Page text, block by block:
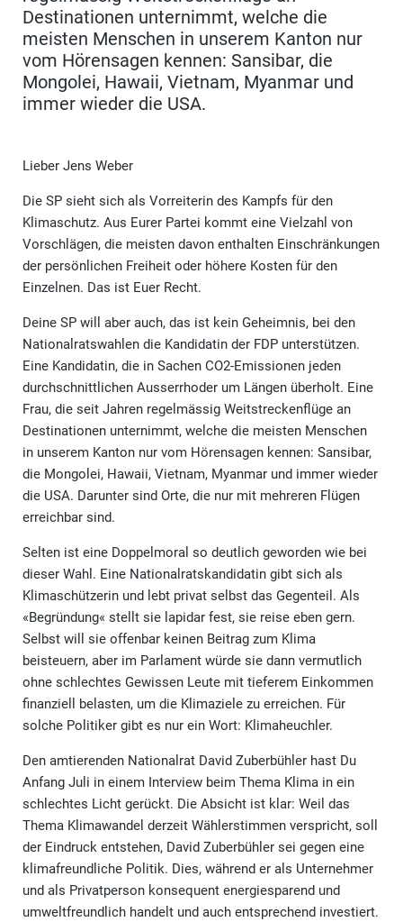
Destinationen unternimmt, welche die
meisten Menschen in unserem Kanton nur
vom Hörensagen kennen: Sansibar, die
Mongolei, Hawaii, Vietnam, Myanmar und
immer wieder die USA.
Lieber Jens Weber
Die SP sieht sich als Vorreiterin des Kampfs für den
Klimaschutz. Aus Eurer Partei kommt eine Vielzahl von
Vorschlägen, die meisten davon enthalten Einschränkungen
der persönlichen Freiheit oder höhere Kosten für den
Einzelnen. Das ist Euer Recht.
Deine SP will aber auch, das ist kein Geheimnis, bei den
Nationalratswahlen die Kandidatin der FDP unterstützen.
Eine Kandidatin, die in Sachen CO2-Emissionen jeden
durchschnittlichen Ausserrhoder um Längen überholt. Eine
Frau, die seit Jahren regelmässig Weitstreckenflüge an
Destinationen unternimmt, welche die meisten Menschen
in unserem Kanton nur vom Hörensagen kennen: Sansibar,
die Mongolei, Hawaii, Vietnam, Myanmar und immer wieder
die USA. Darunter sind Orte, die nur mit mehreren Flügen
erreichbar sind.
Selten ist eine Doppelmoral so deutlich geworden wie bei
dieser Wahl. Eine Nationalratskandidatin gibt sich als
Klimaschützerin und lebt privat selbst das Gegenteil. Als
«Begründung« stellt sie lapidar fest, sie reise eben gern.
Selbst will sie offenbar keinen Beitrag zum Klima
beisteuern, aber im Parlament würde sie dann vermutlich
ohne schlechtes Gewissen Leute mit tieferem Einkommen
finanziell belasten, um die Klimaziele zu erreichen. Für
solche Politiker gibt es nur ein Wort: Klimaheuchler.
Den amtierenden Nationalrat David Zuberbühler hast Du
Anfang Juli in einem Interview beim Thema Klima in ein
schlechtes Licht gerückt. Die Absicht ist klar: Weil das
Thema Klimawandel derzeit Wählerstimmen verspricht, soll
der Eindruck entstehen, David Zuberbühler sei gegen eine
klimafreundliche Politik. Dies, während er als Unternehmer
und als Privatperson konsequent energiesparend und
umweltfreundlich handelt und auch entsprechend investiert.